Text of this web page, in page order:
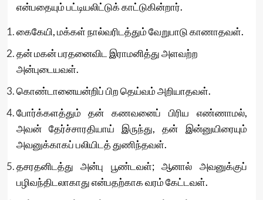
என்பதையும் பட்டியலிட்டுக் காட்டுகின்றார்.
கைகேயி, மக்கள் நால்வரிடத்தும் வேறுபாடு காணாதவள்.
தன் மகன் பரதனைவிட இராமனித்து அளவற்ற
அன்புடையவள்.
கொண்டானையன்றிப் பிற தெய்வம் அறியாதவள்.
போர்க்களத்தும் தன் கணவனைப் பிரிய எண்ணாமல்,
அவன் தேர்ச்சாரதியாய் இருந்து, தன் இன்னுயிரையும்
அவனுக்காகப் பலியிடத் துணிந்தவள்.
தசரதனிடத்து அன்பு பூண்டவள்; ஆனால் அவனுக்குப்
பழிவந்திடலாகாது என்பதற்காக வரம் கேட்டவள்.